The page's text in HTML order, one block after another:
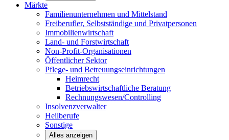
Märkte
Familienunternehmen und Mittelstand
Freiberufler, Selbstständige und Privatpersonen
Immobilienwirtschaft
Land- und Forstwirtschaft
Non-Profit-Organisationen
Öffentlicher Sektor
Pflege- und Betreuungseinrichtungen
Heimrecht
Betriebswirtschaftliche Beratung
Rechnungswesen/Controlling
Insolvenzverwalter
Heilberufe
Sonstige
Alles anzeigen